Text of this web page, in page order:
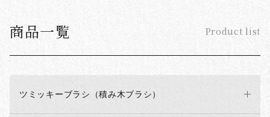
商品一覧 Product list
ツミッキーブラシ（積み木ブラシ）